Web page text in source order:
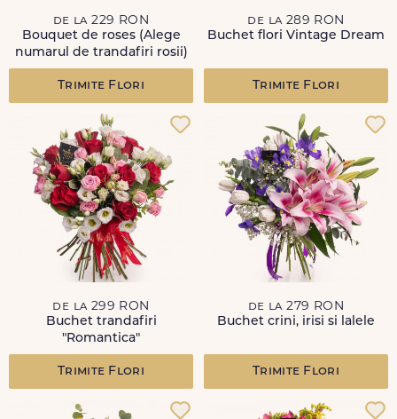
de la 229 RON
Bouquet de roses (Alege
numarul de trandafiri rosii)
Trimite Flori
de la 289 RON
Buchet flori Vintage Dream
Trimite Flori
de la 299 RON
Buchet trandafiri
"Romantica"
Trimite Flori
de la 279 RON
Buchet crini, irisi si lalele
Trimite Flori